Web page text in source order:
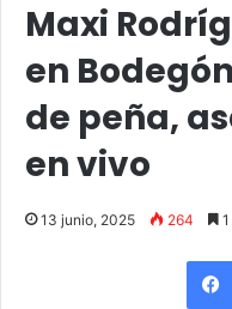
Maxi
en
de peña,
en vivo
13 junio, 2025 264